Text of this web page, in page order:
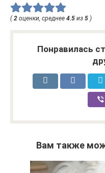
(2 оценки, среднее 4.5 из 5 )
Понравилась
Вам также